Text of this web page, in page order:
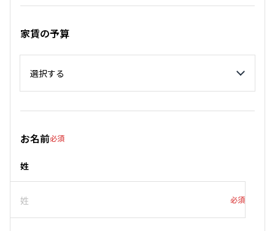
家賃の予算
お名前必須
姓
必須